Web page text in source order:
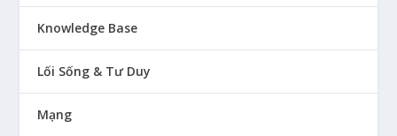
Knowledge Base
Lối Sống & Tư Duy
Mạng